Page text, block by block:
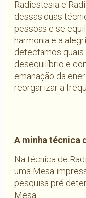
Radiestesia e
dessas duas
pessoas e se
harmonia e a
detectamos quais
desequilíbrio e
emanação da
reorganizar a
A minha técnica
Na técnica de
uma Mesa
pesquisa pré
Mesa.